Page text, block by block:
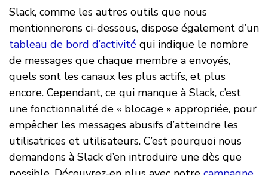
Slack, comme les autres outils que nous
mentionnerons ci-dessous, dispose également d’un
tableau de bord d’activité qui indique le nombre
de messages que chaque membre a envoyés,
quels sont les canaux les plus actifs, et plus
encore. Cependant, ce qui manque à Slack, c’est
une fonctionnalité de « blocage » appropriée, pour
empêcher les messages abusifs d’atteindre les
utilisatrices et utilisateurs. C’est pourquoi nous
demandons à Slack d’en introduire une dès que